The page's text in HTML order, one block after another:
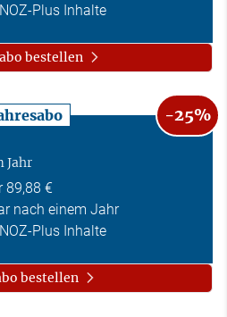
Plus Inhalte
bestellen
-25%
Jahr
89,88 €
nach einem Jahr
Plus Inhalte
bestellen